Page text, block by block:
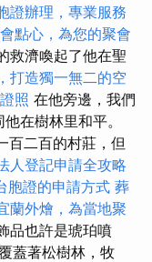
證辦理，專業服務
點心，為您的聚會
救濟喚起了他在聖
打造獨一無二的空
照 在他旁邊，我們
在樹林里和平。
百二百的村莊，但
人登記申請全攻略
胞證的申請方式 葬
蘭外燴，為當地聚
品也許是琥珀噴
蓋著松樹林，牧